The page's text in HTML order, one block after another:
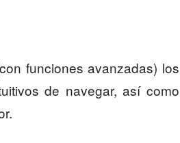
funciones avanzadas) los
de navegar, así como